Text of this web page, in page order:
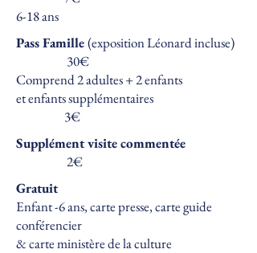
6-18 ans
Pass Famille(exposition Léonard incluse)
30€
Comprend 2 adultes + 2 enfants
et enfants supplémentaires
3€
Supplément visite commentée
2€
Gratuit
Enfant -6 ans, carte presse, carte guide
conférencier
& carte ministère de la culture